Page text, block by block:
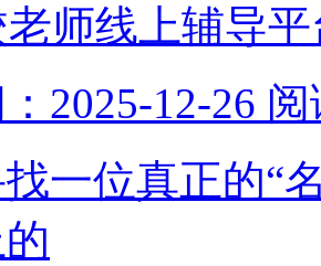
老师线上辅导
2025-12-26 阅
一位真正的“